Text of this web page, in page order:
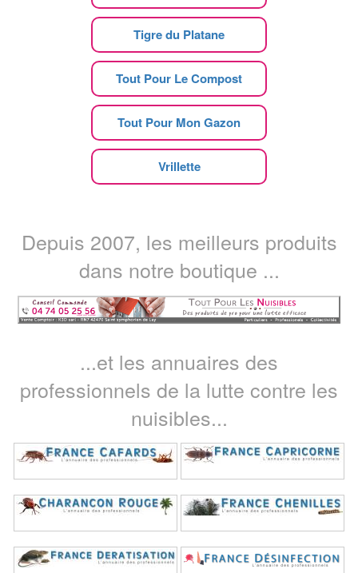
Tigre du Platane
Tout Pour Le Compost
Tout Pour Mon Gazon
Vrillette
Depuis 2007, les meilleurs produits
dans notre boutique ...
...et les annuaires des
professionnels de la lutte contre les
nuisibles...